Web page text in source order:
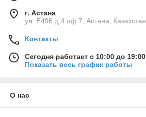
г. Астана
ул. Е496 д.4 оф.7, Астана, Казахстан
Контакты
Сегодня работает с 10:00 до 19:00
Показать весь график работы
О нас